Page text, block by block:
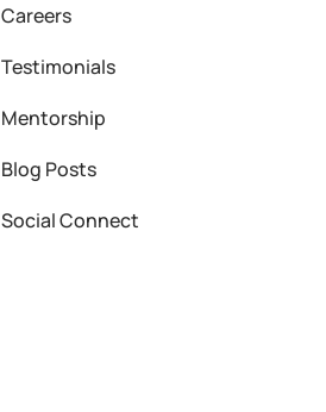
Careers
Testimonials
Mentorship
Blog Posts
Social Connect